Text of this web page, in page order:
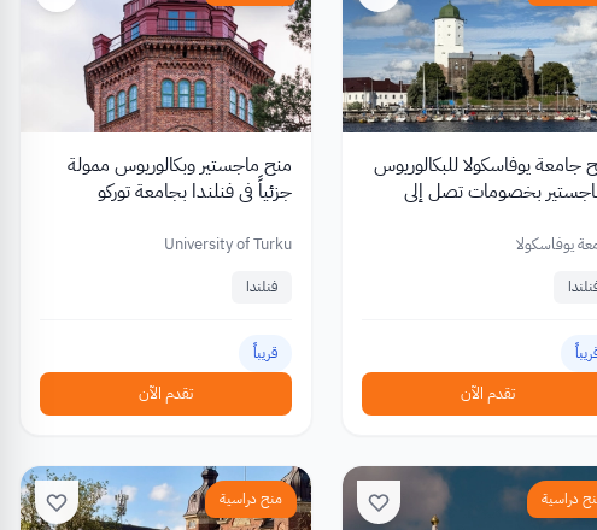
جامعة يوفاسكولا للبكالوريوس
بخصومات تصل إلى
يوفاسكولا
تقدم الآن
منح ماجستير وبكالوريوس ممولة
جزئياً في فنلندا بجامعة توركو
University of Turku
فنلندا
قريباً
تقدم الآن
دراسية منح دراسية